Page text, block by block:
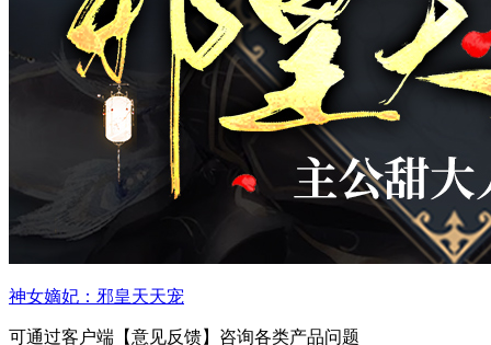
神女嫡妃：邪皇天天宠
可通过客户端【意见反馈】咨询各类产品问题